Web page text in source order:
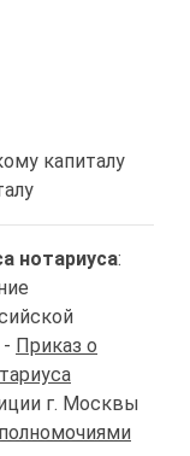
капиталу
нотариуса:
Приказ о
г. Москвы